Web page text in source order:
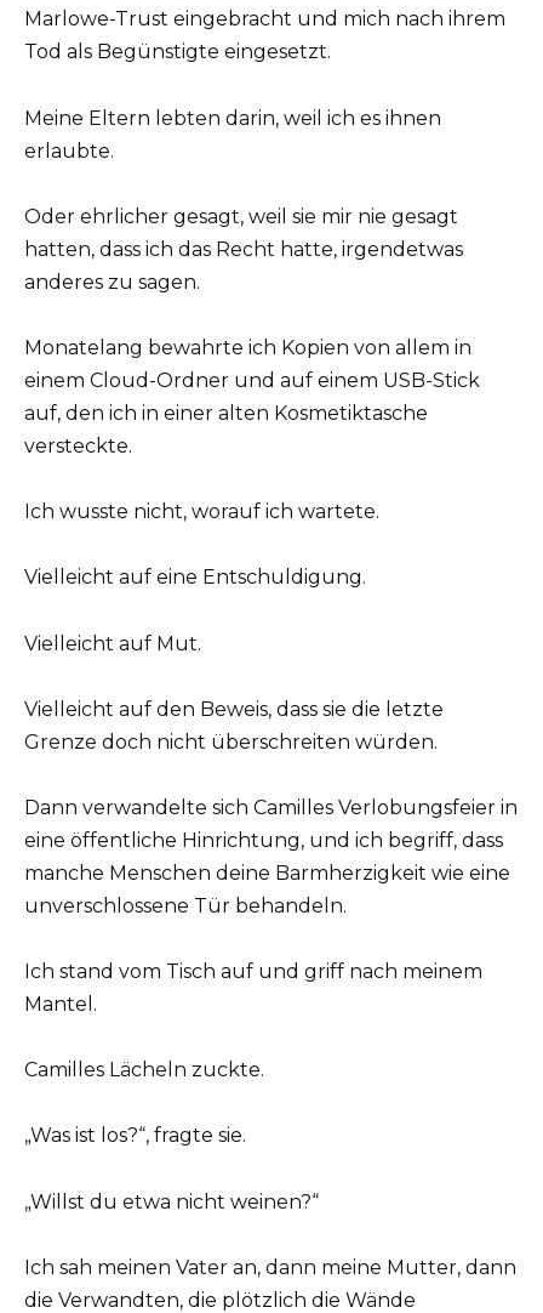
Marlowe-Trust eingebracht und mich nach ihrem
Tod als Begünstigte eingesetzt.
Meine Eltern lebten darin, weil ich es ihnen
erlaubte.
Oder ehrlicher gesagt, weil sie mir nie gesagt
hatten, dass ich das Recht hatte, irgendetwas
anderes zu sagen.
Monatelang bewahrte ich Kopien von allem in
einem Cloud-Ordner und auf einem USB-Stick
auf, den ich in einer alten Kosmetiktasche
versteckte.
Ich wusste nicht, worauf ich wartete.
Vielleicht auf eine Entschuldigung.
Vielleicht auf Mut.
Vielleicht auf den Beweis, dass sie die letzte
Grenze doch nicht überschreiten würden.
Dann verwandelte sich Camilles Verlobungsfeier in
eine öffentliche Hinrichtung, und ich begriff, dass
manche Menschen deine Barmherzigkeit wie eine
unverschlossene Tür behandeln.
Ich stand vom Tisch auf und griff nach meinem
Mantel.
Camilles Lächeln zuckte.
„Was ist los?“, fragte sie.
„Willst du etwa nicht weinen?“
Ich sah meinen Vater an, dann meine Mutter, dann
die Verwandten, die plötzlich die Wände